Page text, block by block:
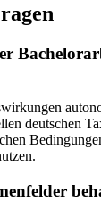
deutschen